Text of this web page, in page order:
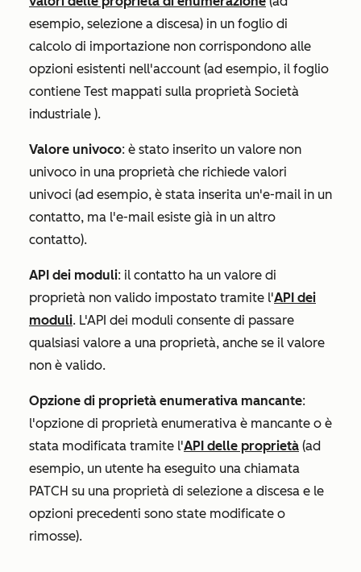
esempio, selezione a discesa) in un foglio di
calcolo di importazione non corrispondono alle
opzioni esistenti nell'account (ad esempio, il foglio
contiene Test mappati sulla proprietà Società
industriale ).
Valore univoco: è stato inserito un valore non
univoco in una proprietà che richiede valori
univoci (ad esempio, è stata inserita un'e-mail in un
contatto, ma l'e-mail esiste già in un altro
contatto).
API dei moduli: il contatto ha un valore di
proprietà non valido impostato tramite l'API dei
moduli. L'API dei moduli consente di passare
qualsiasi valore a una proprietà, anche se il valore
non è valido.
Opzione di proprietà enumerativa mancante:
l'opzione di proprietà enumerativa è mancante o è
stata modificata tramite l'API delle proprietà (ad
esempio, un utente ha eseguito una chiamata
PATCH su una proprietà di selezione a discesa e le
opzioni precedenti sono state modificate o
rimosse).